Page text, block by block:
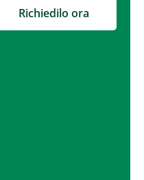
Richiedilo ora